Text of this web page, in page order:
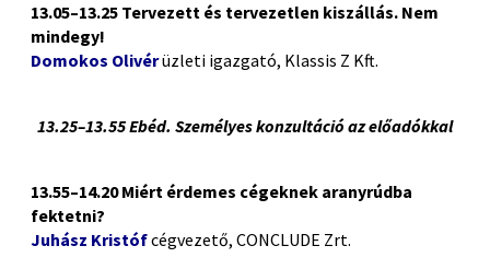
13.05–13.25 Tervezett és tervezetlen kiszállás. Nem
mindegy!
Domokos Olivérüzleti igazgató, Klassis Z Kft.
13.25–13.55 Ebéd. Személyes konzultáció az előadókkal
13.55–14.20Miért érdemes cégeknek aranyrúdba
fektetni?
Juhász Kristófcégvezető, CONCLUDE Zrt.